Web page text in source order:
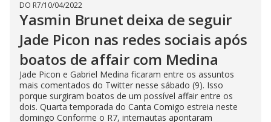
DO R7/10/04/2022
Yasmin Brunet deixa de seguir
Jade Picon nas redes sociais após
boatos de affair com Medina
Jade Picon e Gabriel Medina ficaram entre os assuntos
mais comentados do Twitter nesse sábado (9). Isso
porque surgiram boatos de um possível affair entre os
dois. Quarta temporada do Canta Comigo estreia neste
domingo Conforme o R7, internautas apontaram